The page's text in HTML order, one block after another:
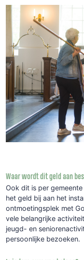
Waar wordt dit geld aan
Ook dit is per
het geld bij aan het
ontmoetingsplek met
vele belangrijke
jeugd- en
persoonlijke bezoeken.